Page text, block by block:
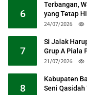
6
Terbangan,
yang Tetap
24/07/2026
7
Si Jalak
Grup A Piala
21/07/2026
8
Kabupaten
Seni Qasidah